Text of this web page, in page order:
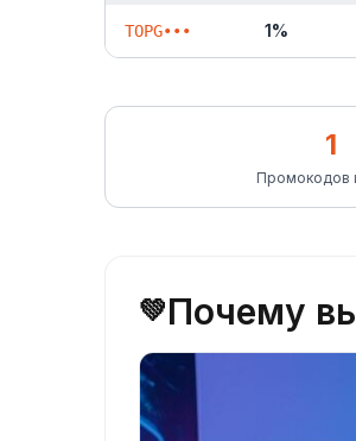
TOPG••• 1%
1
Промокодов
💚Почему